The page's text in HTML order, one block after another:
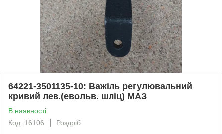
64221-3501135-10: Важіль регулювальний
кривий лев.(евольв. шліц) МАЗ
В наявності
Код: 16106
Роздріб